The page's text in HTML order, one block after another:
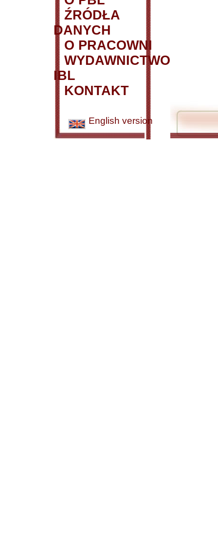
ŹRÓDŁA
DANYCH
O PRACOWNI
WYDAWNICTWO
IBL
KONTAKT
English version